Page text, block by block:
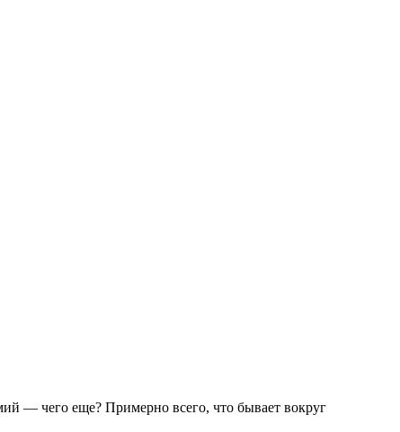
— чего еще? Примерно всего, что бывает вокруг